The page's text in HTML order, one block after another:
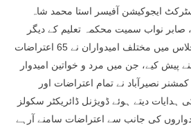
ایجوکیشن آفیسر استا محمد شاہ
صابر نواب سمیت محکمہ تعلیم کے دیگر
افسران نے شرکت کی۔ اجلاس میں مختلف امیدواران نے 65 اعتراضات
پیش کیے، جن میں مرد و خواتین امیدوار
نصیرآباد نے تمام اعتراضات اور
ہدایات دیتے ہوئے ڈویژنل ڈائریکٹر سکولز
کی جانب سے اعتراضات سامنے آرہے